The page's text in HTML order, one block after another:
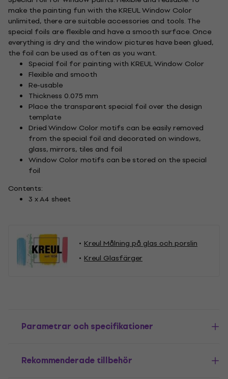
make the painting fun with the KREUL Window Color
unlimited, there are suitable accessories and tools. The
special foils are flexible and have a smooth surface. Once
everything is dry and the window pictures have been glued,
the foil can be used as often as you want.
Special foil for painting with KREUL Window Color
Flexible and smooth
Re-usable
Thickness 0.075 mm
Place the transparent special foil over the design
template
Dried Window Color motifs can be easily removed
from the special foil and decorated on windows,
glass, mirrors, tiles and foil
Window Color motifs can be stored on the special
foil
Contents:
3 x A4 sheet
Kreul Målning på glas och porslin
Kreul Glasfärger
Parametrar och specifikationer
Rekommenderade tillbehör